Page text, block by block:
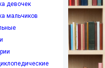
девочек
мальчиков